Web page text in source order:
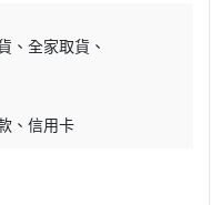
全家取貨
信用卡